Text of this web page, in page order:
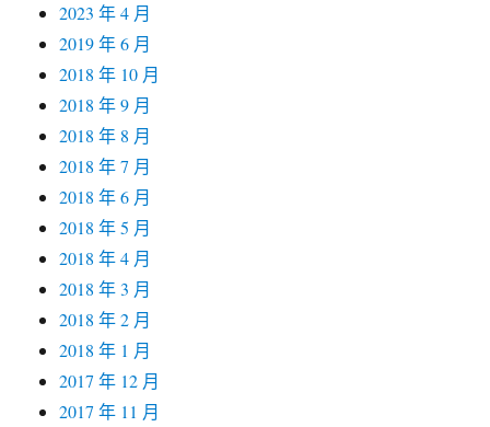
2023 年 4 月
2019 年 6 月
2018 年 10 月
2018 年 9 月
2018 年 8 月
2018 年 7 月
2018 年 6 月
2018 年 5 月
2018 年 4 月
2018 年 3 月
2018 年 2 月
2018 年 1 月
2017 年 12 月
2017 年 11 月